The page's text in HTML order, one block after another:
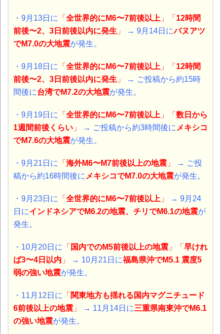
・9月13日に 「 全世界的にM6〜7前後以上 」「 12時間
前後〜2、3日前後以内に発生 」 → 9月14日にバヌアツ
でM7.0の大地震が発生。
・9月18日に 「 全世界的にM6〜7前後以上 」「 12時間
前後〜2、3日前後以内に発生 」
→ ご投稿から約15時
間後に台湾でM7.2の大地震が発生。
・9月19日に 「 全世界的にM6〜7前後以上 」「 数日から
1週間前後くらい 」 → ご投稿から約3時間後に メキシコ
でM7.6の大地震が発生。
・9月21日に 「 海外M6〜M7前後以上の地震 」
→ ご投
稿から約16時間後に メキシコでM7.0の大地震が発生。
・9月23日に 「 全世界的にM6〜7前後以上 」
→ 9月24
日にインドネシアでM6.2の地震、チリでM6.1の地震が
発生。
・10月20日に 「 国内でのM5前後以上の地震 」「 早けれ
ば3〜4日以内 」 → 10月21日に福島県沖でM5.1 震度5
弱の強い地震が発生。
・11月12日に 「 関東地方も揺れる国内マグニチュード
6前後以上の地震 」 → 11月14日に三重県南東沖でM6.1
の強い地震が発生。